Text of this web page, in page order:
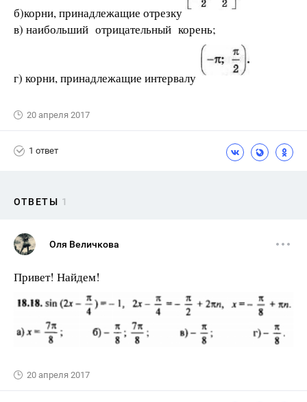
б)корни, принадлежащие отрезку
в) наибольший отрицательный корень;
г) корни, принадлежащие интервалу
20 апреля 2017
1 ответ
ОТВЕТЫ 1
Оля Величкова
Привет! Найдем!
20 апреля 2017